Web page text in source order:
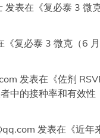
发表在《复必泰 3 微
《复必泰 3 微克（6
发表在《佐剂
中的接种率和有效性
发表在《近年